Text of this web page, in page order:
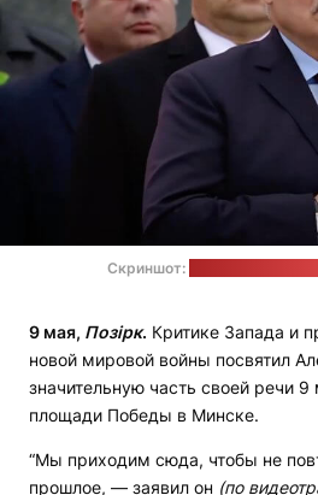
Скриншот:
9 мая, Позірк. Критике Запада и
новой мировой войны посвятил
значительную часть своей речи 9
площади Победы в Минске.
“Мы приходим сюда, чтобы не
прошлое, — заявил он (по